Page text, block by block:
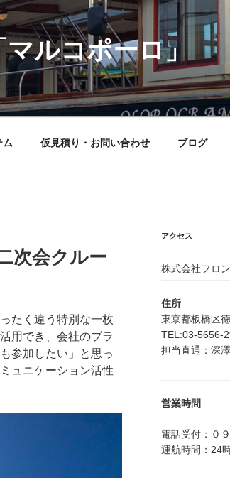
ルコポーロ」
ム 仮見積り・お問い合わせ ブログ
次会クルー
たく違う特別な一枚
用でき、会社のブラ
参加したい」と思っ
ュニケーション活性
アクセス
株式会社フロ
住所
東京都板橋区
TEL:03-5656-
担当直通：深
営業時間
電話受付：０
運航時間：24